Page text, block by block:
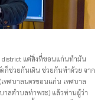
district แต่สิ่งที่ขอนแก่นทำมัน
ดก็ช่วยกันเดิน ช่วยกันทำด้วย จาก
ทศบาลนครขอนแก่น เทศบาล
าลตำบลท่าพระ) แล้วท่านผู้ว่า